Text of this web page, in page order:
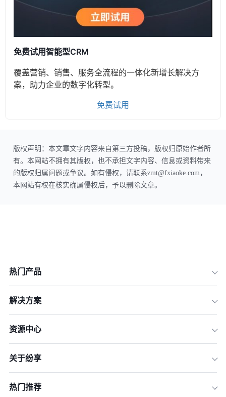
免费试用智能型CRM
覆盖营销、销售、服务全流程的一体化新增长解决方
案，助力企业的数字化转型。
免费试用
版权声明：本文章文字内容来自第三方投稿，版权归原始作者所
有。本网站不拥有其版权，也不承担文字内容、信息或资料带来
的版权归属问题或争议。如有侵权，请联系zmt@fxiaoke.com，
本网站有权在核实确属侵权后，予以删除文章。
热门产品
解决方案
资源中心
关于纷享
热门推荐